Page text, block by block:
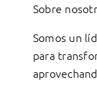
Sobre
Somos un
para